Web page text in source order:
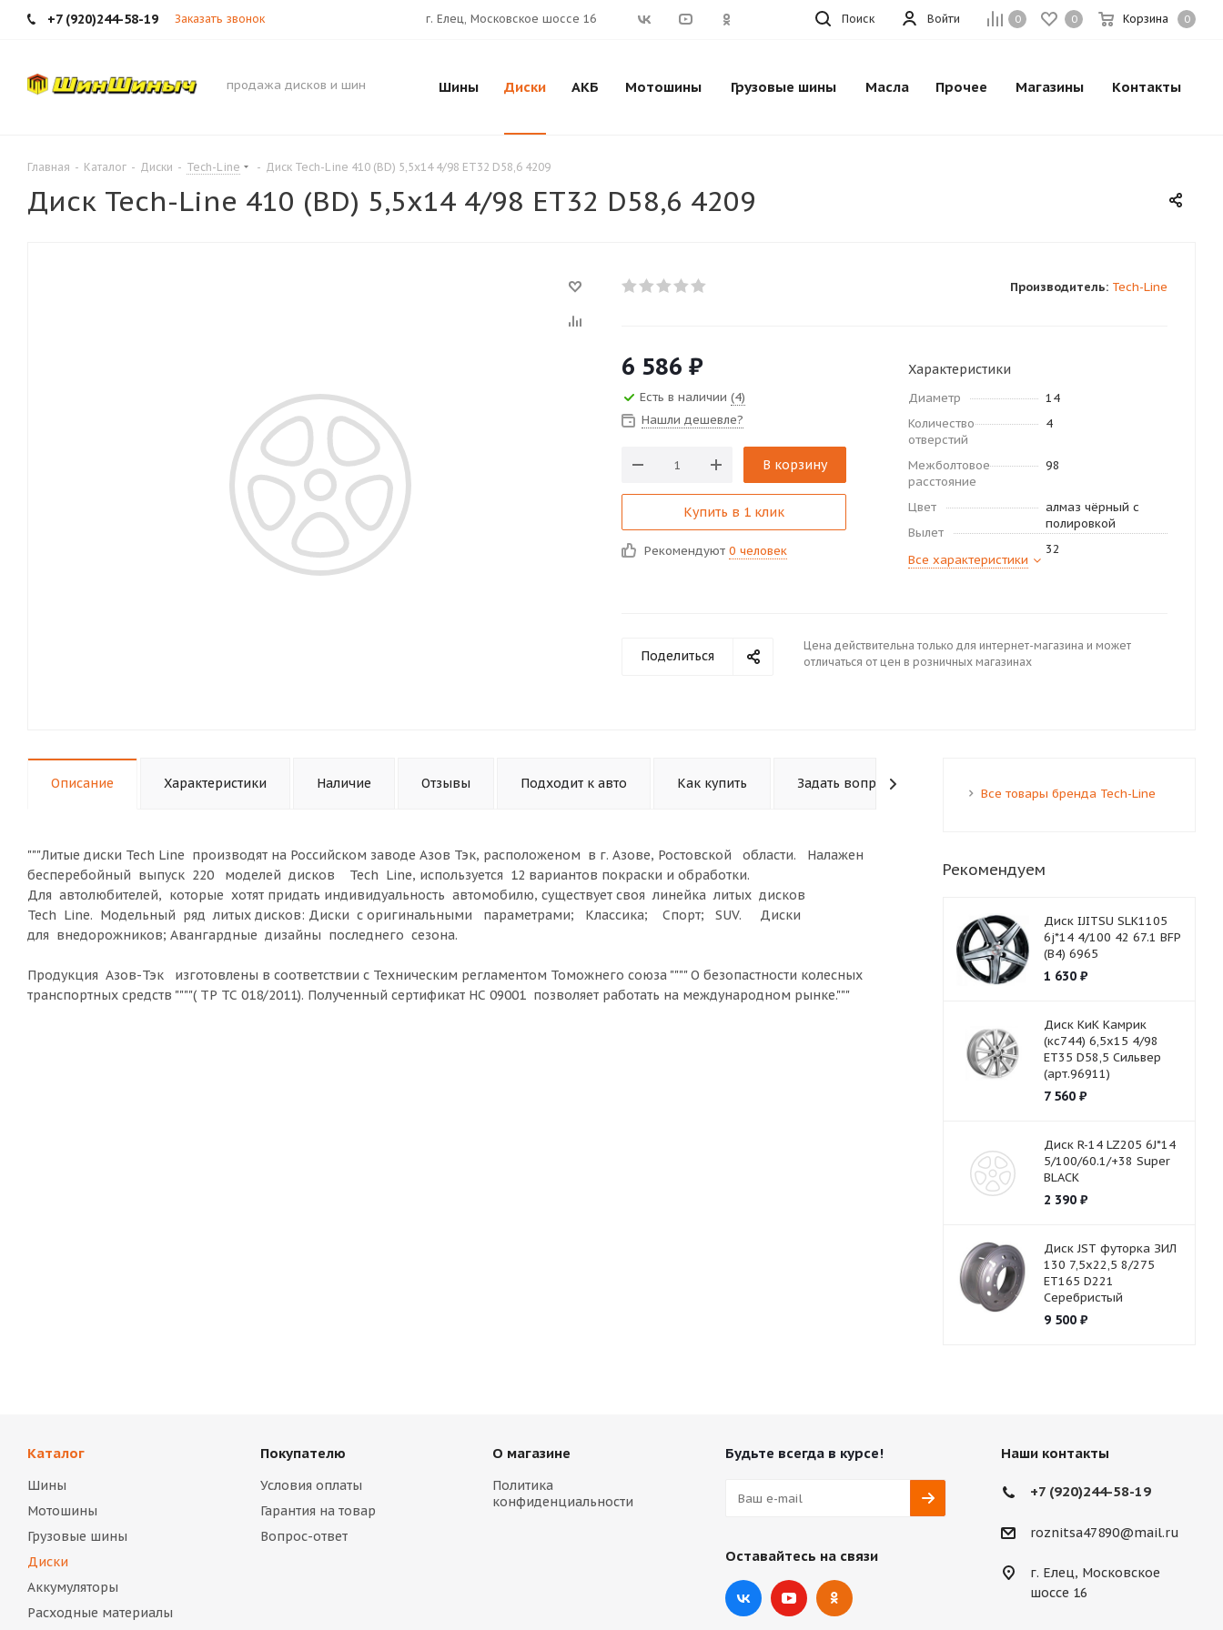
+7 (920)244-58-19 Заказать звонок 0 0 Корзина 0
Войти
г. Елец, Московское шоссе 16 Поиск
продажа дисков и шин Шины Диски АКБ Мотошины Грузовые шины Масла Прочее Магазины Контакты
Главная - Каталог - Диски - Tech-Line - Диск Tech-Line 410 (BD) 5,5x14 4/98 ET32 D58,6 4209
Диск Tech-Line 410 (BD) 5,5x14 4/98 ET32 D58,6 4209
Производитель: Tech-Line
6 586 ₽
Есть в наличии (4)
Нашли дешевле?
В корзину
Купить в 1 клик
Рекомендуют 0 человек
Характеристики
Диаметр
14
Количество
отверстий
4
Межболтовое
расстояние
98
Цвет
алмаз чёрный с
полировкой
Вылет
32
Все характеристики
Поделиться
Цена действительна только для интернет-магазина и может
отличаться от цен в розничных магазинах
Описание Характеристики Наличие Отзывы Подходит к авто Как купить Задать вопрос
"""Литые диски Tech Line производят на Российском заводе Азов Тэк, расположеном в г. Азове, Ростовской области. Налажен
бесперебойный выпуск 220 моделей дисков Tech Line, используется 12 вариантов покраски и обработки.
Для автолюбителей, которые хотят придать индивидуальность автомобилю, существует своя линейка литых дисков
Tech Line. Модельный ряд литых дисков: Диски с оригинальными параметрами; Классика; Спорт; SUV. Диски
для внедорожников; Авангардные дизайны последнего сезона.
Продукция Азов-Тэк изготовлены в соответствии с Техническим регламентом Томожнего союза """" О безопастности колесных
транспортных средств """"( ТР ТС 018/2011). Полученный сертификат НС 09001 позволяет работать на международном рынке."""
Все товары бренда Tech-Line
Рекомендуем
Диск IJITSU SLK1105
6j*14 4/100 42 67.1 BFP
(B4) 6965
1 630₽
Диск КиК Камрик
(кс744) 6,5х15 4/98
ET35 D58,5 Сильвер
(арт.96911)
7 560₽
Диск R-14 LZ205 6J*14
5/100/60.1/+38 Super
BLACK
2 390₽
Диск JST футорка ЗИЛ
130 7,5х22,5 8/275
ET165 D221
Серебристый
9 500₽
Каталог
Шины
Мотошины
Грузовые шины
Диски
Аккумуляторы
Расходные материалы
Покупателю
Условия оплаты
Гарантия на товар
Вопрос-ответ
О магазине
Политика
конфиденциальности
Будьте всегда в курсе!
Оставайтесь на связи
Наши контакты
+7 (920)244-58-19
roznitsa47890@mail.ru
г. Елец, Московское
шоссе 16